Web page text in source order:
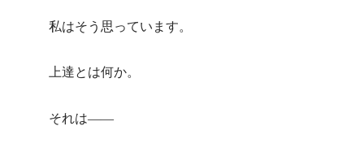
私はそう思っています。
上達とは何か。
それは――